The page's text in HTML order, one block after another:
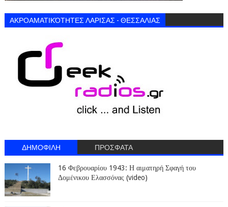
ΑΚΡΟΑΜΑΤΙΚΌΤΗΤΕΣ ΛΑΡΙΣΑΣ - ΘΕΣΣΑΛΙΑΣ
ΔΗΜΟΦΙΛΗ ΠΡΟΣΦΑΤΑ
16 Φεβρουαρίου 1943: Η αιματηρή Σφαγή του
Δομένικου Ελασσόνας (video)